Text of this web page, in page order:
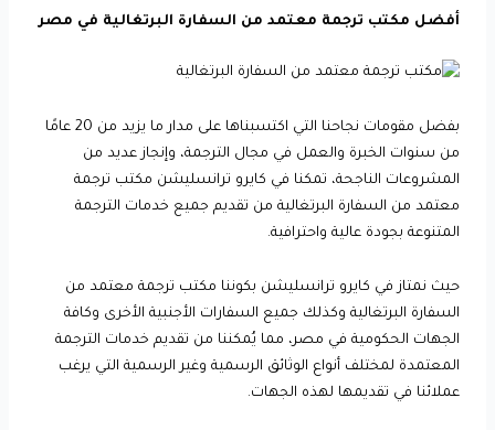
أفضل مكتب ترجمة معتمد من السفارة البرتغالية في مصر
بفضل مقومات نجاحنا التي اكتسبناها على مدار ما يزيد من 20 عامًا
من سنوات الخبرة والعمل في مجال الترجمة، وإنجاز عديد من
المشروعات الناجحة، تمكنا في كايرو ترانسليشن مكتب ترجمة
معتمد من السفارة البرتغالية من تقديم جميع خدمات الترجمة
المتنوعة بجودة عالية واحترافية.
حيث نمتاز في كايرو ترانسليشن بكوننا مكتب ترجمة معتمد من
السفارة البرتغالية وكذلك جميع السفارات الأجنبية الأخرى وكافة
الجهات الحكومية في مصر، مما يُمكننا من تقديم خدمات الترجمة
المعتمدة لمختلف أنواع الوثائق الرسمية وغير الرسمية التي يرغب
عملائنا في تقديمها لهذه الجهات.